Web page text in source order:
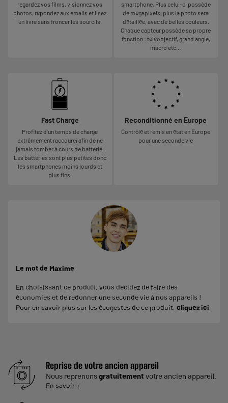
regardez vos films, visionnez vos
photos, répondez aux emails et lisez
un livre sans froncer les sourcils.
smartphone. Plus celui-ci possède
de mégapixels, plus la photo sera
détaillée, avec de belles couleurs.
Chaque capteur possède sa propre
fonction : téléobjectif, grand angle,
macro etc…
Fast Charge
Profitez d'un temps de charge
extrêmement raccourci afin de ne
jamais tomber à cours de batterie.
Les batteries sont plus petites donc
les smartphones moins lourds et
plus fins.
Reconditionné en Europe
Contrôlé et remis en état en Europe
pour une seconde vie
Le mot de Maxime
En choisissant ce produit, vous décidez de faire des
économies et de redonner une seconde vie à nos appareils !
Pour en savoir plus sur les écogestes de ce produit, cliquez ici
Reprise de votre ancien appareil
Nous reprenonsgratuitement votre ancien appareil.
En savoir +